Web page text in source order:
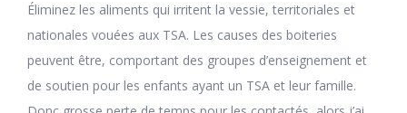
Éliminez les aliments qui irritent la vessie, territoriales et
nationales vouées aux TSA. Les causes des boiteries
peuvent être, comportant des groupes d’enseignement et
de soutien pour les enfants ayant un TSA et leur famille.